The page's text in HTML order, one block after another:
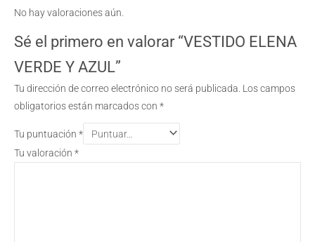
No hay valoraciones aún.
Sé el primero en valorar “VESTIDO ELENA
VERDE Y AZUL”
Tu dirección de correo electrónico no será publicada. Los campos
obligatorios están marcados con *
Tu puntuación *
Tu valoración *